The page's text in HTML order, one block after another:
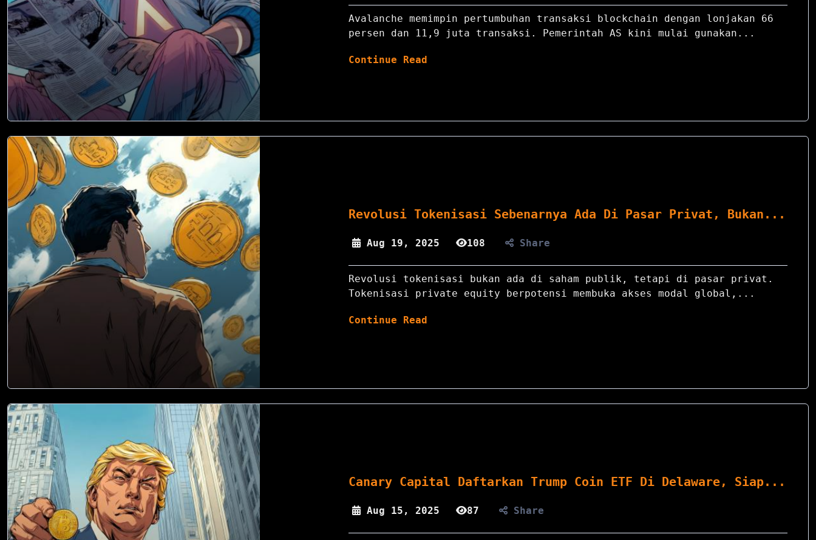
Avalanche memimpin pertumbuhan transaksi blockchain dengan lonjakan 66
persen dan 11,9 juta transaksi. Pemerintah AS kini mulai gunakan...
Continue Read
Revolusi Tokenisasi Sebenarnya Ada Di Pasar Privat, Bukan...
Aug 19, 2025 108 Share
Revolusi tokenisasi bukan ada di saham publik, tetapi di pasar privat.
Tokenisasi private equity berpotensi membuka akses modal global,...
Continue Read
Canary Capital Daftarkan Trump Coin ETF Di Delaware, Siap...
Aug 15, 2025 87 Share